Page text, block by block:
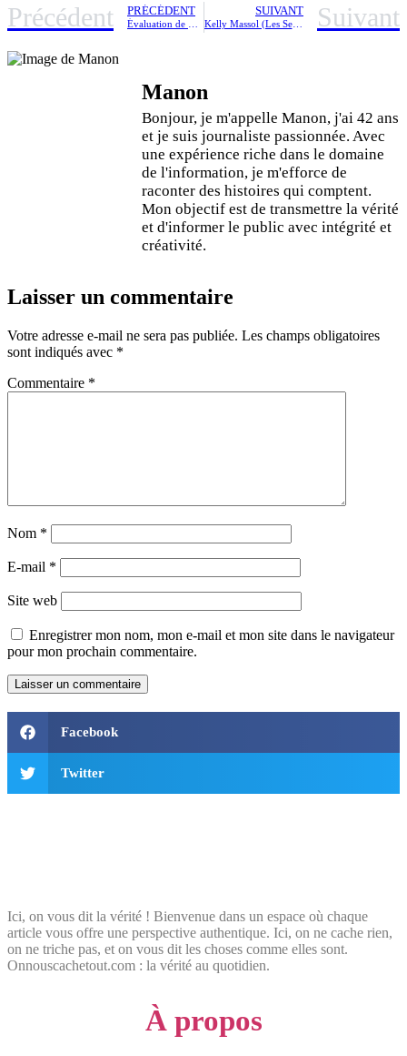
Précédent PRÉCÉDENT SUIVANT
Kelly Massol (Les Secrets de Loly) cède le contrôle majoritaire à un fonds d’investissement italien : les coulisses de cette décision stratégique Suivant
Manon
Bonjour, je m'appelle Manon, j'ai 42 ans
et je suis journaliste passionnée. Avec
une expérience riche dans le domaine
de l'information, je m'efforce de
raconter des histoires qui comptent.
Mon objectif est de transmettre la vérité
et d'informer le public avec intégrité et
créativité.
Laisser un commentaire
Votre adresse e-mail ne sera pas publiée. Les champs obligatoires
sont indiqués avec *
Commentaire *
Nom *
E-mail *
Site web
Enregistrer mon nom, mon e-mail et mon site dans le navigateur
pour mon prochain commentaire.
Facebook
Twitter
Ici, on vous dit la vérité ! Bienvenue dans un espace où chaque
article vous offre une perspective authentique. Ici, on ne cache rien,
on ne triche pas, et on vous dit les choses comme elles sont.
Onnouscachetout.com : la vérité au quotidien.
À propos